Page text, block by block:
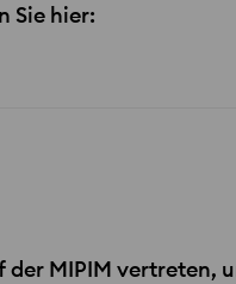
Sie hier:
der MIPIM vertreten,